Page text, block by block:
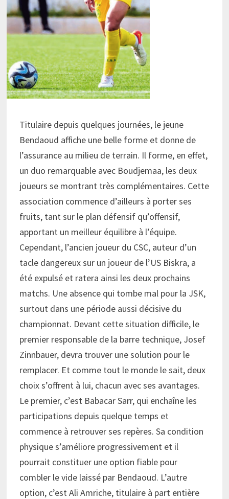
Titulaire depuis quelques journées, le jeune
Bendaoud affiche une belle forme et donne de
l’assurance au milieu de terrain. Il forme, en effet,
un duo remarquable avec Boudjemaa, les deux
joueurs se montrant très complémentaires. Cette
association commence d’ailleurs à porter ses
fruits, tant sur le plan défensif qu’offensif,
apportant un meilleur équilibre à l’équipe.
Cependant, l’ancien joueur du CSC, auteur d’un
tacle dangereux sur un joueur de l’US Biskra, a
été expulsé et ratera ainsi les deux prochains
matchs. Une absence qui tombe mal pour la JSK,
surtout dans une période aussi décisive du
championnat. Devant cette situation difficile, le
premier responsable de la barre technique, Josef
Zinnbauer, devra trouver une solution pour le
remplacer. Et comme tout le monde le sait, deux
choix s’offrent à lui, chacun avec ses avantages.
Le premier, c’est Babacar Sarr, qui enchaîne les
participations depuis quelque temps et
commence à retrouver ses repères. Sa condition
physique s’améliore progressivement et il
pourrait constituer une option fiable pour
combler le vide laissé par Bendaoud. L’autre
option, c’est Ali Amriche, titulaire à part entière